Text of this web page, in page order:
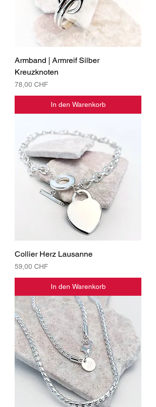
Armband | Armreif Silber
Kreuzknoten
Preis
78,00 CHF
In den Warenkorb
Collier Herz Lausanne
Preis
59,00 CHF
In den Warenkorb